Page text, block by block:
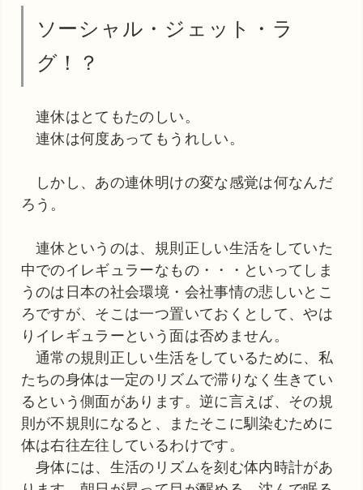
ソーシャル・ジェット・ラ
グ！？
連休はとてもたのしい。
連休は何度あってもうれしい。
しかし、あの連休明けの変な感覚は何なんだ
ろう。
連休というのは、規則正しい生活をしていた
中でのイレギュラーなもの・・・といってしま
うのは日本の社会環境・会社事情の悲しいとこ
ろですが、そこは一つ置いておくとして、やは
りイレギュラーという面は否めません。
通常の規則正しい生活をしているために、私
たちの身体は一定のリズムで滞りなく生きてい
るという側面があります。逆に言えば、その規
則が不規則になると、またそこに馴染むために
体は右往左往しているわけです。
身体には、生活のリズムを刻む体内時計があ